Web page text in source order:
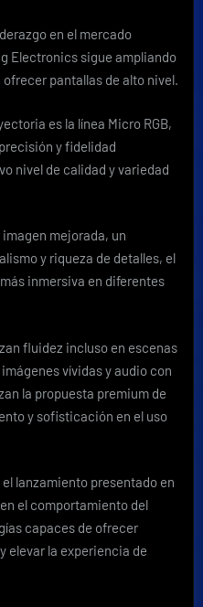
en el mercado
Electronics sigue ampliando
pantallas de alto nivel.
es la línea Micro RGB,
y fidelidad
nivel de calidad y variedad
mejorada, un
y riqueza de detalles, el
inmersiva en diferentes
fluidez incluso en escenas
vívidas y audio con
la propuesta premium de
y sofisticación en el uso
lanzamiento presentado en
el comportamiento del
capaces de ofrecer
elevar la experiencia de